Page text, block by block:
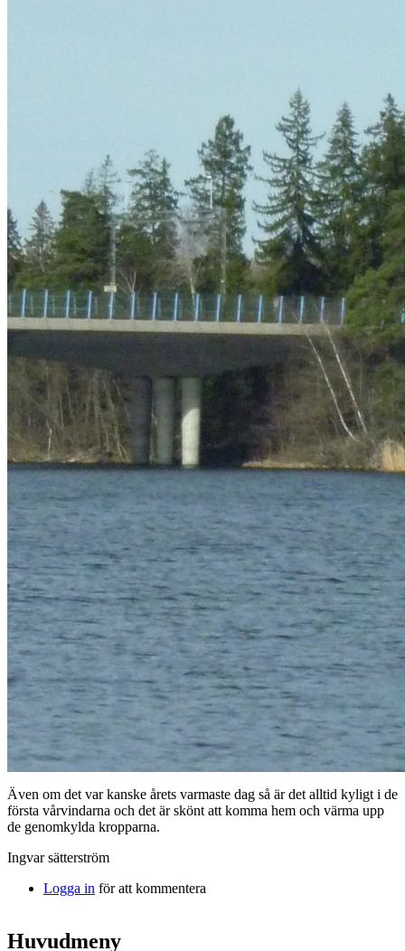
Även om det var kanske årets varmaste dag så är det alltid kyligt i de
första vårvindarna och det är skönt att komma hem och värma upp
de genomkylda kropparna.
Ingvar sätterström
Logga in för att kommentera
Huvudmeny